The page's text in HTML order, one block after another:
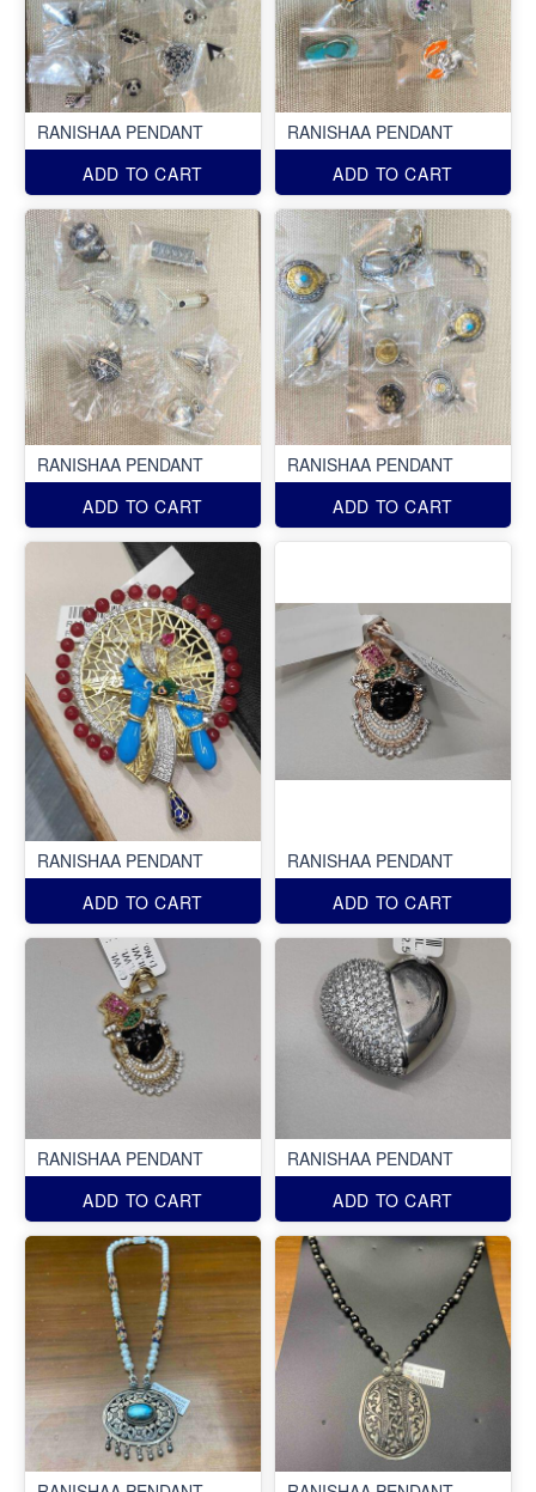
RANISHAA PENDANT
ADD TO CART
RANISHAA PENDANT
ADD TO CART
RANISHAA PENDANT
ADD TO CART
RANISHAA PENDANT
ADD TO CART
RANISHAA PENDANT
ADD TO CART
RANISHAA PENDANT
ADD TO CART
RANISHAA PENDANT
ADD TO CART
RANISHAA PENDANT
ADD TO CART